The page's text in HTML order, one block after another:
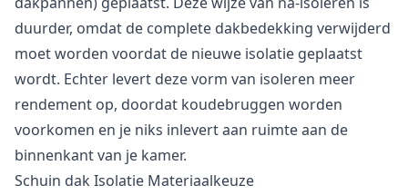
duurder, omdat de complete dakbedekking verwijderd
moet worden voordat de nieuwe isolatie geplaatst
wordt. Echter levert deze vorm van isoleren meer
rendement op, doordat koudebruggen worden
voorkomen en je niks inlevert aan ruimte aan de
binnenkant van je kamer.
Schuin dak Isolatie Materiaalkeuze